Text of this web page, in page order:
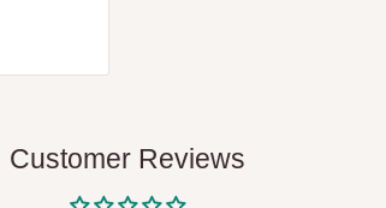
Customer Reviews